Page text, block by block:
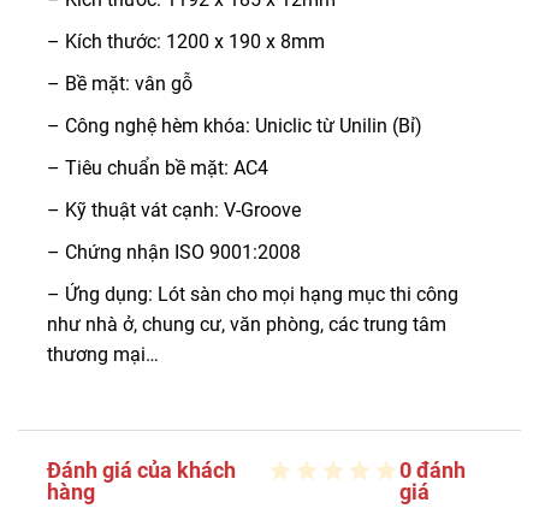
– Kích thước: 1200 x 190 x 8mm
– Bề mặt: vân gỗ
– Công nghệ hèm khóa: Uniclic từ Unilin (Bỉ)
– Tiêu chuẩn bề mặt: AC4
– Kỹ thuật vát cạnh: V-Groove
– Chứng nhận ISO 9001:2008
– Ứng dụng: Lót sàn cho mọi hạng mục thi công
như nhà ở, chung cư, văn phòng, các trung tâm
thương mại…
Đánh giá của khách
hàng
0 đánh
giá